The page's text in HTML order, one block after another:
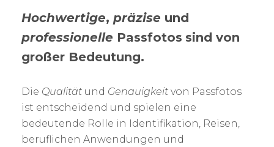
Hochwertige, präzise und
professionelle Passfotos sind von
großer Bedeutung.
Die Qualität und Genauigkeit von Passfotos
ist entscheidend und spielen eine
bedeutende Rolle in Identifikation, Reisen,
beruflichen Anwendungen und